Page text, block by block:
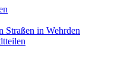
Straßen in Wehrden